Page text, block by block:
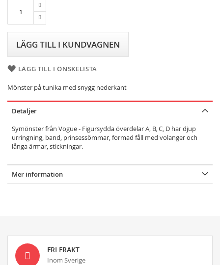
LÄGG TILL I KUNDVAGNEN
LÄGG TILL I ÖNSKELISTA
Mönster på tunika med snygg nederkant
Detaljer
Symönster från Vogue - Figursydda överdelar A, B, C, D har djup
urringning, band, prinsessömmar, formad fåll med volanger och
långa ärmar, stickningar.
Mer information
FRI FRAKT
Inom Sverige